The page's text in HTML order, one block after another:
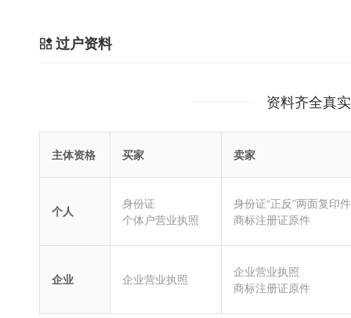
过户资料
资料齐全真
主体资格 买家 卖家
个人
身份证
个体户营业执照
身份证“正反”两面复印件
商标注册证原件
企业 企业营业执照
企业营业执照
商标注册证原件